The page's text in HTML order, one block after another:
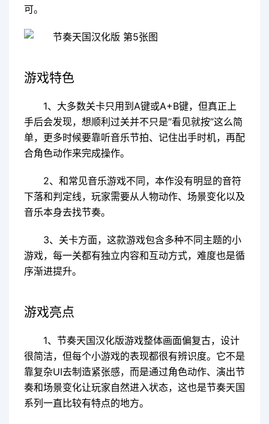
可。
游戏特色
1、大多数关卡只用到A键或A+B键，但真正上
手后会发现，想顺利过关并不只是“看见就按”这么简
单，更多时候要靠听音乐节拍、记住出手时机，再配
合角色动作来完成操作。
2、和常见音乐游戏不同，本作没有明显的音符
下落和判定线，玩家需要从人物动作、场景变化以及
音乐本身去找节奏。
3、关卡方面，这款游戏包含多种不同主题的小
游戏，每一关都有独立内容和互动方式，难度也是循
序渐进提升。
游戏亮点
1、节奏天国汉化版游戏整体画面偏复古，设计
很简洁，但每个小游戏的表现都很有辨识度。它不是
靠复杂UI去制造紧张感，而是通过角色动作、演出节
奏和场景变化让玩家自然进入状态，这也是节奏天国
系列一直比较有特点的地方。